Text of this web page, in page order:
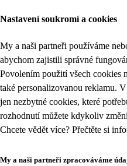
Nastavení soukromí a cookies
My a naši partneři používáme
abychom zajistili správné
Povolením použití všech cookies
také personalizovanou reklamu.
jen nezbytné cookies, které
rozhodnutí můžete kdykoliv
Chcete vědět více? Přečtěte si
My a naši partneři zpracováváme